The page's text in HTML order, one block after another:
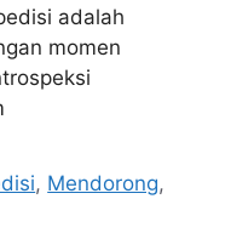
adalah
momen
, Mendorong,